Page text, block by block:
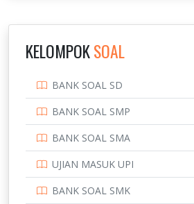
PTDI STTD
KELOMPOKSOAL
BANK SOAL SD
BANK SOAL SMP
BANK SOAL SMA
UJIAN MASUK UPI
BANK SOAL SMK